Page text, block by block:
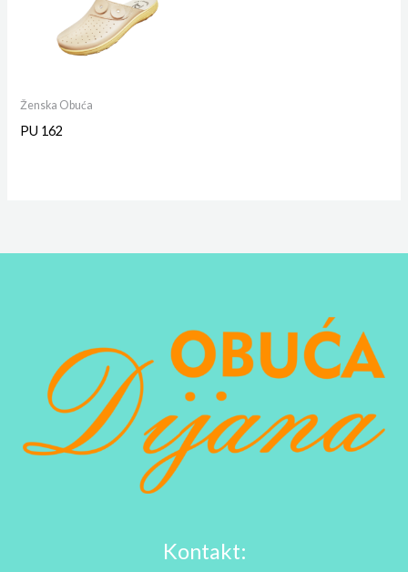
Ženska Obuća
PU 162
Kontakt: